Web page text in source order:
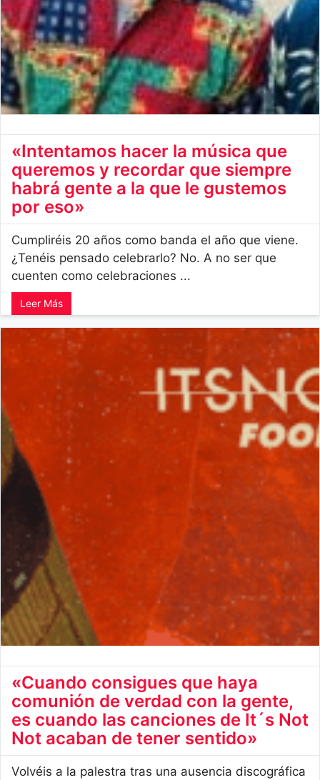
«Intentamos hacer la música que
queremos y recordar que siempre
habrá gente a la que le gustemos
por eso»
Cumpliréis 20 años como banda el año que viene.
¿Tenéis pensado celebrarlo? No. A no ser que
cuenten como celebraciones ...
Leer Más
«Cuando consigues que haya
comunión de verdad con la gente,
es cuando las canciones de It´s Not
Not acaban de tener sentido»
Volvéis a la palestra tras una ausencia discográfica